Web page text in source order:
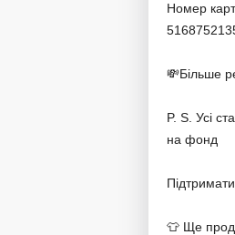
Номер
💸Більше
P. S. Усі
на фонд
👕 Ще